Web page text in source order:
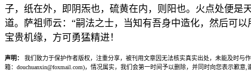
子，纸在外，即阴炁也，硫黄在内，则阳也。火点处便是
道。萨祖师云：“嗣法之士，当知有吾身中造化，然后可
宝贵机缘，方可勇猛精进！
声明：
我们致力于保护作者版权，注重分享，被刊用文章因无法核实真实出处，未能及时
箱：douchuanxin@foxmail.com)，情况属实，我们会第一时间予以删除，并同时向您表示歉意,